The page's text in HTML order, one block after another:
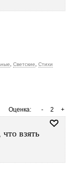
Светские Стихи
Оценка: +
2
-
взять